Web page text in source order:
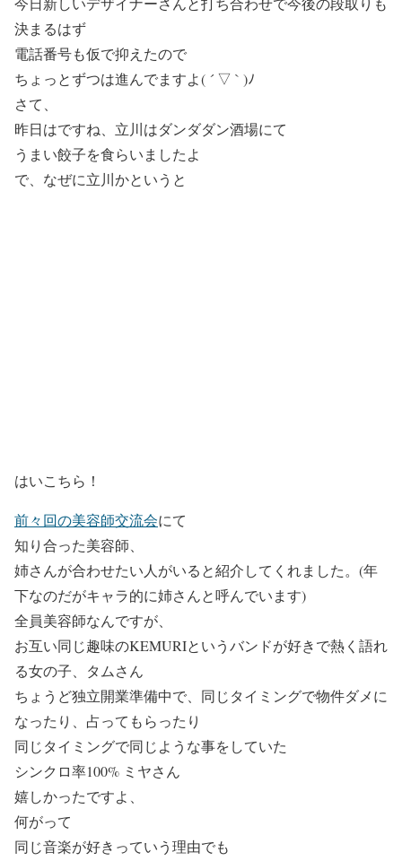
決まるはず
電話番号も仮で抑えたので
ちょっとずつは進んでますよ( ´ ▽ ` )ﾉ
さて、
昨日はですね、立川はダンダダン酒場にて
うまい餃子を食らいましたよ
で、なぜに立川かというと
はいこちら！
前々回の美容師交流会にて
知り合った美容師、
姉さんが合わせたい人がいると紹介してくれました。(年
下なのだがキャラ的に姉さんと呼んでいます)
全員美容師なんですが、
お互い同じ趣味のKEMURIというバンドが好きで熱く語れ
る女の子、タムさん
ちょうど独立開業準備中で、同じタイミングで物件ダメに
なったり、占ってもらったり
同じタイミングで同じような事をしていた
シンクロ率100% ミヤさん
嬉しかったですよ、
何がって
同じ音楽が好きっていう理由でも